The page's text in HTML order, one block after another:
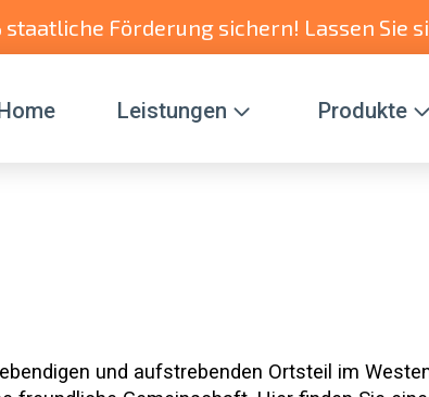
staatliche Förderung sichern! Lassen Sie
Home Leistungen Produkte
und aufstrebenden Ortsteil im